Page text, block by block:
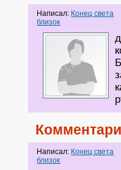
Написал: Конец света
близок
Написал: Конец света
близок